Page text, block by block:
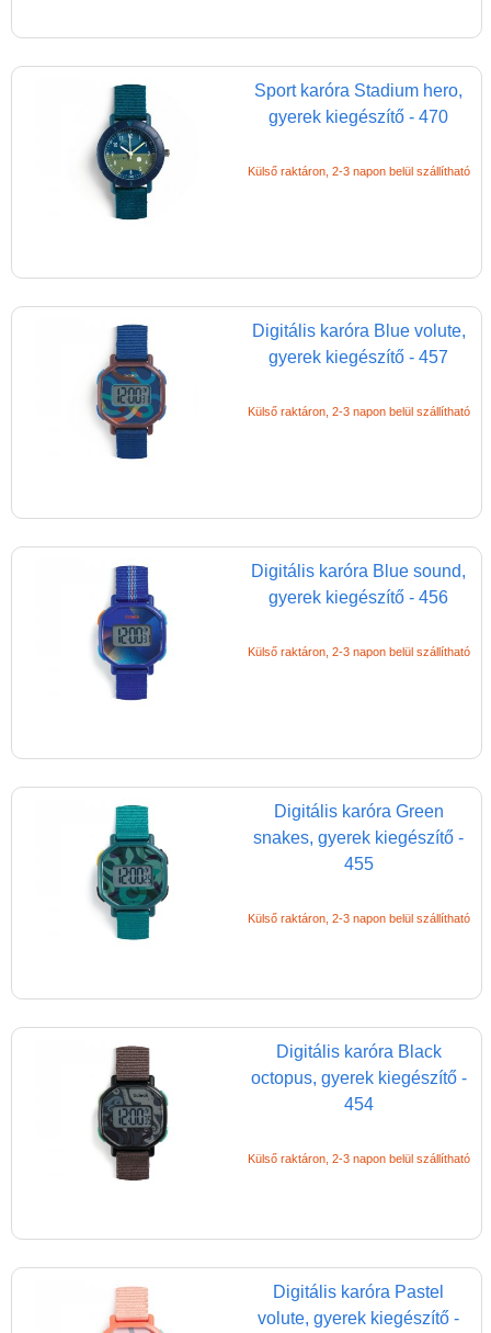
Sport karóra Stadium hero,
gyerek kiegészítő - 470
Külső raktáron, 2-3 napon belül szállítható
Digitális karóra Blue volute,
gyerek kiegészítő - 457
Külső raktáron, 2-3 napon belül szállítható
Digitális karóra Blue sound,
gyerek kiegészítő - 456
Külső raktáron, 2-3 napon belül szállítható
Digitális karóra Green
snakes, gyerek kiegészítő -
455
Külső raktáron, 2-3 napon belül szállítható
Digitális karóra Black
octopus, gyerek kiegészítő -
454
Külső raktáron, 2-3 napon belül szállítható
Digitális karóra Pastel
volute, gyerek kiegészítő -